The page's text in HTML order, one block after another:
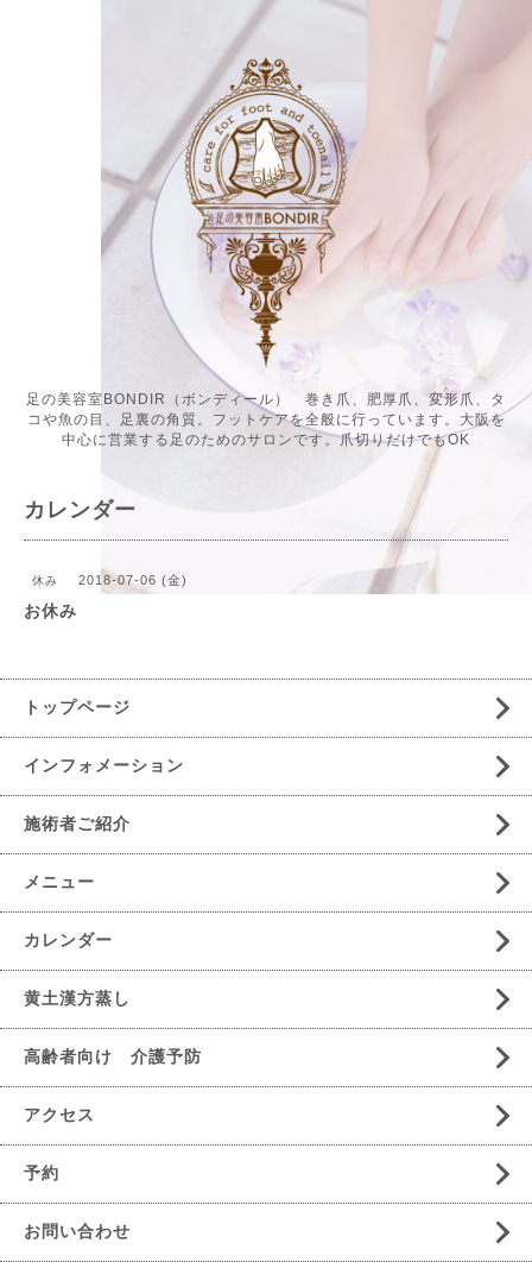
足の美容室BONDIR（ボンディール） 巻き爪、肥厚爪、変形爪、タ
コや魚の目、足裏の角質。フットケアを全般に行っています。大阪を
中心に営業する足のためのサロンです。爪切りだけでもOK
カレンダー
休み 2018-07-06 (金)
お休み
トップページ
インフォメーション
施術者ご紹介
メニュー
カレンダー
黄土漢方蒸し
高齢者向け 介護予防
アクセス
予約
お問い合わせ